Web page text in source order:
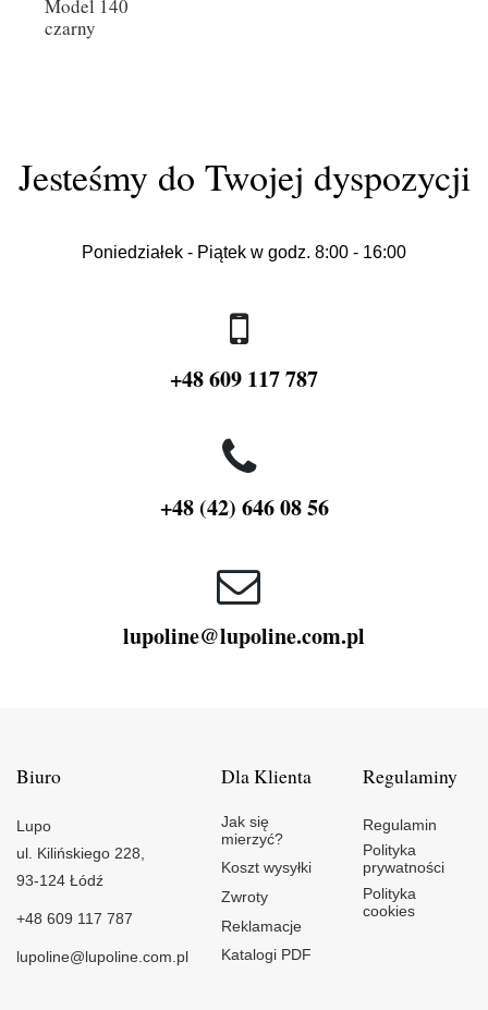
Model 140
czarny
Jesteśmy do Twojej dyspozycji
Poniedziałek - Piątek w godz. 8:00 - 16:00
+48 609 117 787
+48 (42) 646 08 56
lupoline@lupoline.com.pl
Biuro
Lupo
ul. Kilińskiego 228,
93-124 Łódź
+48 609 117 787
lupoline@lupoline.com.pl
Dla Klienta
Jak się
mierzyć?
Koszt wysyłki
Zwroty
Reklamacje
Katalogi PDF
Regulaminy
Regulamin
Polityka
prywatności
Polityka
cookies